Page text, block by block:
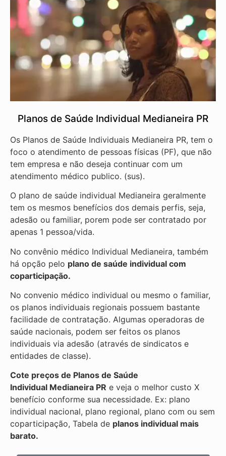
Planos de Saúde Individual Medianeira PR
Os Planos de Saúde Individuais Medianeira PR, tem o
foco o atendimento de pessoas físicas (PF), que não
tem empresa e não deseja continuar com um
atendimento médico publico. (sus).
O plano de saúde individual Medianeira geralmente
tem os mesmos benefícios dos demais perfis, seja,
adesão ou familiar, porem pode ser contratado por
apenas 1 pessoa/vida.
No convênio médico Individual Medianeira, também
há opção pelo plano de saúde individual com
coparticipação.
No convenio médico individual ou mesmo o familiar,
os planos individuais regionais possuem bastante
facilidade de contratação. Algumas operadoras de
saúde nacionais, podem ser feitos os planos
individuais via adesão (através de sindicatos e
entidades de classe).
Cote preços de Planos de Saúde
Individual Medianeira PR e veja o melhor custo X
benefício conforme sua necessidade. Ex: plano
individual nacional, plano regional, plano com ou sem
coparticipação, Tabela de planos individual mais
barato.